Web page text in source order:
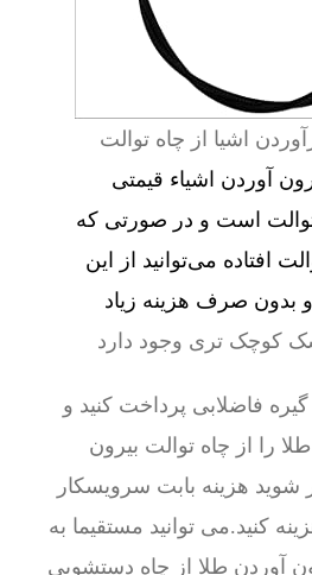
اشیا از چاه توالت
آوردن اشیاء قیمتی
است و در صورتی که
افتاده می‌توانید از این
صرف هزینه زیاد
کوچک تری وجود دارد
فاضلابی پرداخت کنید و
طلا را از چاه توالت بیرون
شوید هزینه بابت سرویسکار
کنید.می توانید مستقیما به
آوردن طلا از چاه دستشویی